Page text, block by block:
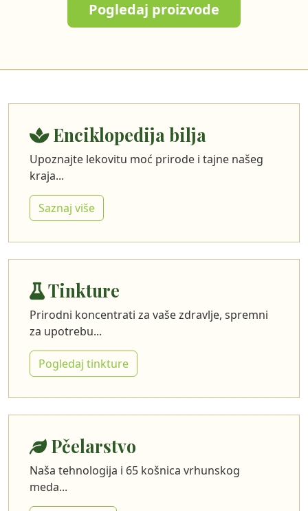
Pogledaj proizvode
Enciklopedija bilja
Upoznajte lekovitu moć prirode i tajne našeg
kraja...
Saznaj više
Tinkture
Prirodni koncentrati za vaše zdravlje, spremni
za upotrebu...
Pogledaj tinkture
Pčelarstvo
Naša tehnologija i 65 košnica vrhunskog
meda...